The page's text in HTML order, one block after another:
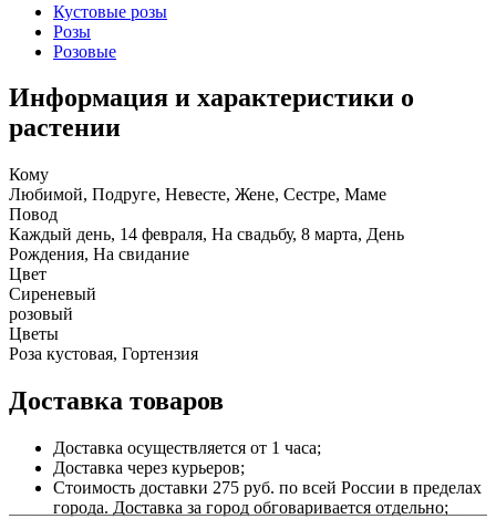
Кустовые розы
Розы
Розовые
Информация и характеристики о
растении
Кому
Любимой, Подруге, Невесте, Жене, Сестре, Маме
Повод
Каждый день, 14 февраля, На свадьбу, 8 марта, День
Рождения, На свидание
Цвет
Сиреневый
розовый
Цветы
Роза кустовая, Гортензия
Доставка товаров
Доставка осуществляется от 1 часа;
Доставка через курьеров;
Стоимость доставки 275 руб. по всей России в пределах
города. Доставка за город обговаривается отдельно;